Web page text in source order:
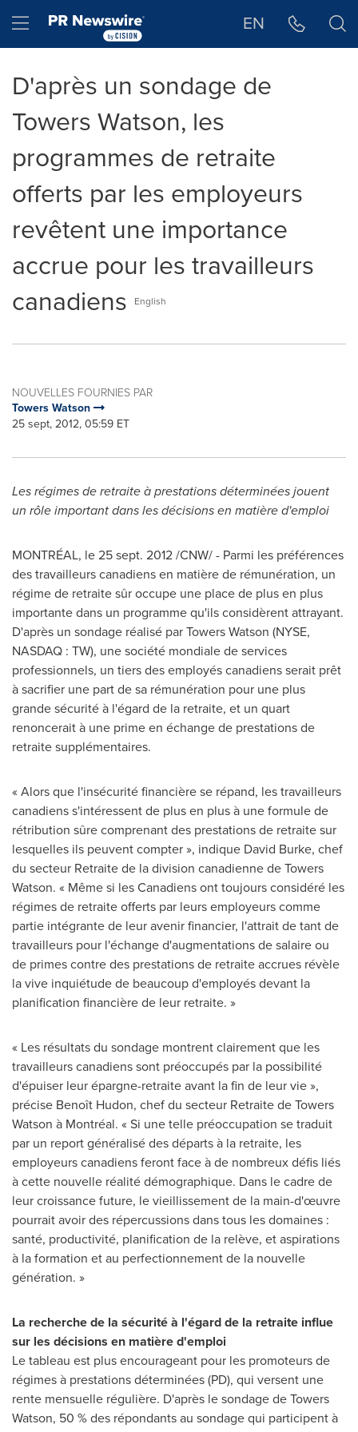
Hamburger menu EN
D'après un sondage de
Towers Watson, les
programmes de retraite
offerts par les employeurs
revêtent une importance
accrue pour les travailleurs
canadiens
English
NOUVELLES FOURNIES PAR
Towers Watson
25 sept, 2012, 05:59 ET
Les régimes de retraite à prestations déterminées jouent
un rôle important dans les décisions en matière d'emploi
MONTRÉAL, le25 sept. 2012/CNW/ - Parmi les préférences
des travailleurs canadiens en matière de rémunération, un
régime de retraite sûr occupe une place de plus en plus
importante dans un programme qu'ils considèrent attrayant.
D'après un sondage réalisé par Towers Watson (NYSE,
NASDAQ : TW), une société mondiale de services
professionnels, un tiers des employés canadiens serait prêt
à sacrifier une part de sa rémunération pour une plus
grande sécurité à l'égard de la retraite, et un quart
renoncerait à une prime en échange de prestations de
retraite supplémentaires.
« Alors que l'insécurité financière se répand, les travailleurs
canadiens s'intéressent de plus en plus à une formule de
rétribution sûre comprenant des prestations de retraite sur
lesquelles ils peuvent compter », indique David Burke, chef
du secteur Retraite de la division canadienne de Towers
Watson. « Même si les Canadiens ont toujours considéré les
régimes de retraite offerts par leurs employeurs comme
partie intégrante de leur avenir financier, l'attrait de tant de
travailleurs pour l'échange d'augmentations de salaire ou
de primes contre des prestations de retraite accrues révèle
la vive inquiétude de beaucoup d'employés devant la
planification financière de leur retraite. »
« Les résultats du sondage montrent clairement que les
travailleurs canadiens sont préoccupés par la possibilité
d'épuiser leur épargne-retraite avant la fin de leur vie »,
précise Benoît Hudon, chef du secteur Retraite de Towers
Watson à Montréal. « Si une telle préoccupation se traduit
par un report généralisé des départs à la retraite, les
employeurs canadiens feront face à de nombreux défis liés
à cette nouvelle réalité démographique. Dans le cadre de
leur croissance future, le vieillissement de la main-d'œuvre
pourrait avoir des répercussions dans tous les domaines :
santé, productivité, planification de la relève, et aspirations
à la formation et au perfectionnement de la nouvelle
génération. »
La recherche de la sécurité à l'égard de la retraite influe
sur les décisions en matière d'emploi
Le tableau est plus encourageant pour les promoteurs de
régimes à prestations déterminées (PD), qui versent une
rente mensuelle régulière. D'après le sondage de Towers
Watson, 50 % des répondants au sondage qui participent à